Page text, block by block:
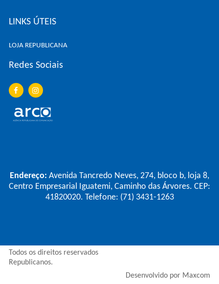
LINKS ÚTEIS
LOJA REPUBLICANA
Redes Sociais
Endereço: Avenida Tancredo Neves, 274, bloco b, loja 8,
Centro Empresarial Iguatemi, Caminho das Árvores. CEP:
41820020. Telefone: (71) 3431-1263
Todos os direitos reservados
Republicanos.
Desenvolvido por Maxcom